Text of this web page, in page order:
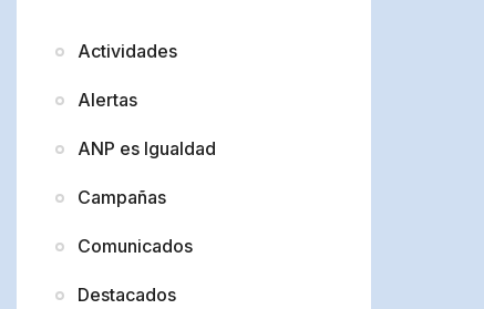
Actividades
Alertas
ANP es Igualdad
Campañas
Comunicados
Destacados